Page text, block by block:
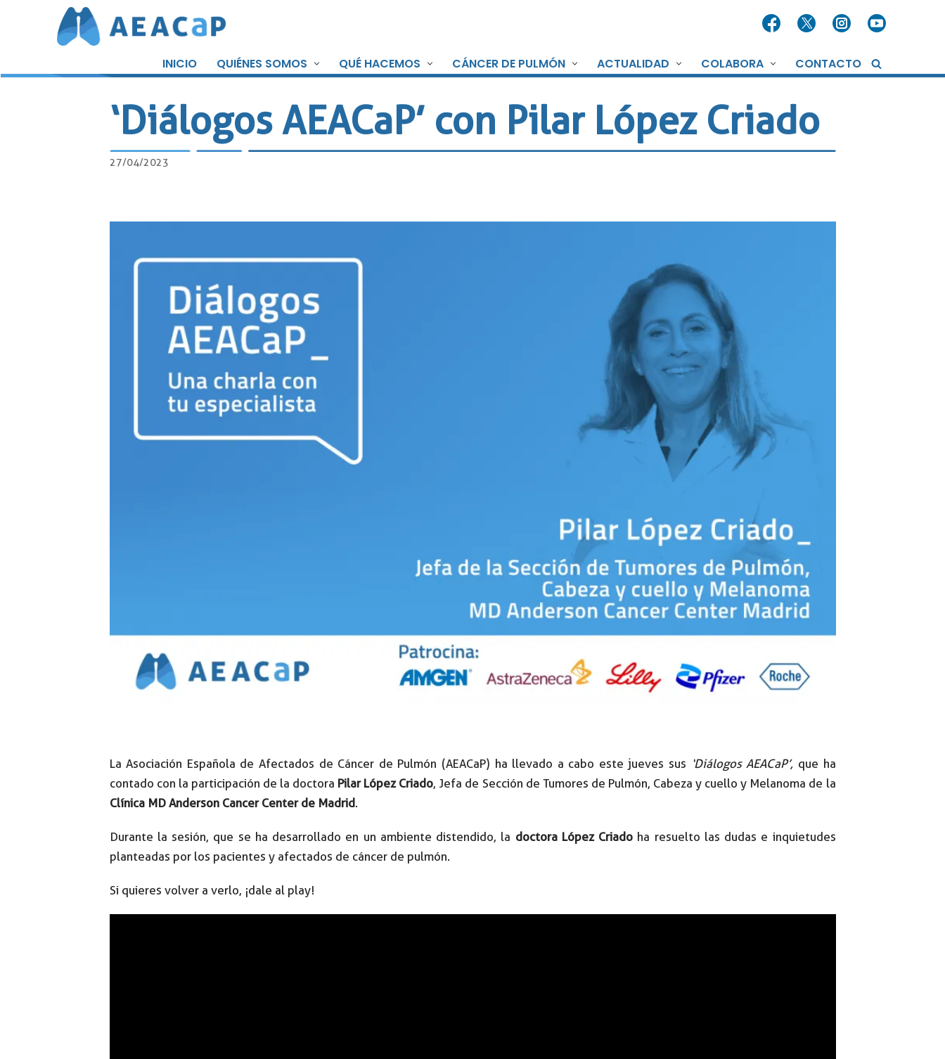
contenido
INICIO QUIÉNES SOMOS QUÉ HACEMOS CÁNCER DE PULMÓN ACTUALIDAD COLABORA CONTACTO
‘Diálogos AEACaP’ con Pilar López Criado
27/04/2023
La Asociación Española de Afectados de Cáncer de Pulmón (AEACaP) ha llevado a cabo este jueves sus ‘Diálogos AEACaP’, que ha
contado con la participación de la doctora Pilar López Criado, Jefa de Sección de Tumores de Pulmón, Cabeza y cuello y Melanoma de la
Clínica MD Anderson Cancer Center de Madrid.
Durante la sesión, que se ha desarrollado en un ambiente distendido, la doctora López Criado ha resuelto las dudas e inquietudes
planteadas por los pacientes y afectados de cáncer de pulmón.
Si quieres volver a verlo, ¡dale al play!